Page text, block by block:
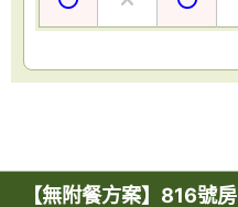
【無附餐方案】816號房